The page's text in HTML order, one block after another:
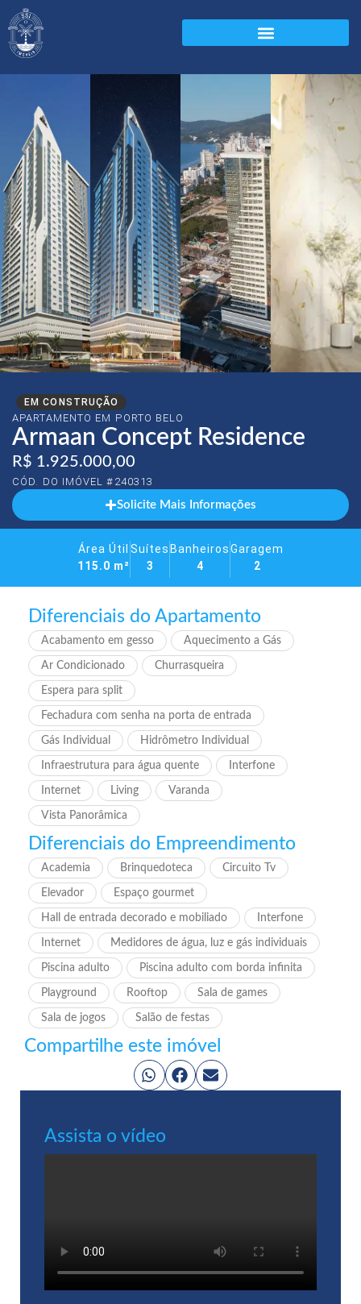
EM CONSTRUÇÃO
APARTAMENTO EM PORTO BELO
Armaan Concept Residence
R$ 1.925.000,00
CÓD. DO IMÓVEL #240313
Solicite Mais Informações
Área Útil
115.0 m²
Suítes
3
Banheiros
4
Garagem
2
Diferenciais do Apartamento
Acabamento em gesso Aquecimento a Gás
Ar Condicionado Churrasqueira
Espera para split
Fechadura com senha na porta de entrada
Gás Individual Hidrômetro Individual
Infraestrutura para água quente Interfone
Internet Living Varanda
Vista Panorâmica
Diferenciais do Empreendimento
Academia Brinquedoteca Circuito Tv
Elevador Espaço gourmet
Hall de entrada decorado e mobiliado Interfone
Internet Medidores de água, luz e gás individuais
Piscina adulto Piscina adulto com borda infinita
Playground Rooftop Sala de games
Sala de jogos Salão de festas
Compartilhe este imóvel
Assista o vídeo